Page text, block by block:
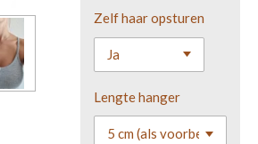
Zelf haar opsturen
Lengte hanger